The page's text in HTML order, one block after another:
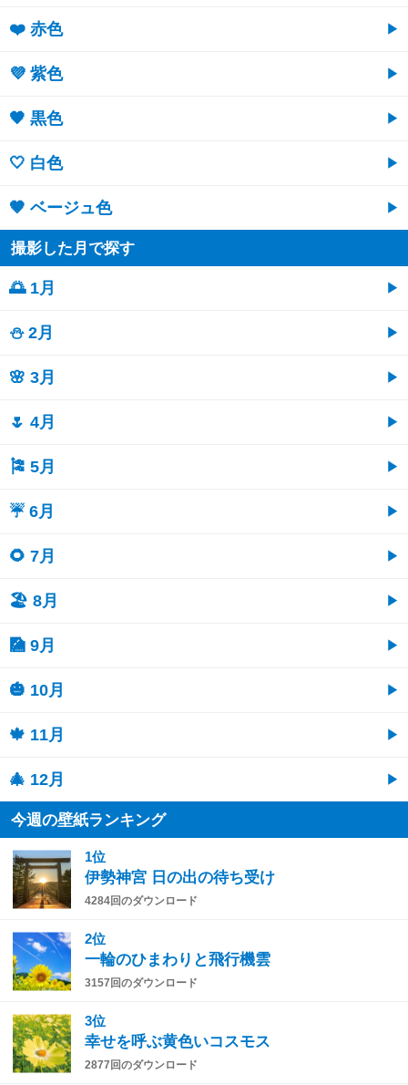
❤️ 赤色
💜 紫色
🖤 黒色
🤍 白色
🤎 ベージュ色
撮影した月で探す
🌅 1月
⛄ 2月
🌸 3月
🌷 4月
🎏 5月
☔ 6月
🌻 7月
🏖 8月
🎑 9月
🎃 10月
🍁 11月
🎄 12月
今週の壁紙ランキング
1位
伊勢神宮 日の出の待ち受け
4284回のダウンロード
2位
一輪のひまわりと飛行機雲
3157回のダウンロード
3位
幸せを呼ぶ黄色いコスモス
2877回のダウンロード